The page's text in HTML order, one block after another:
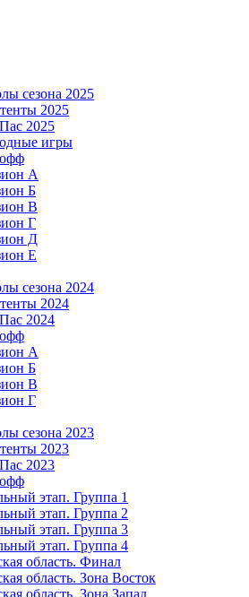
сезона 2025
2025
2025
игры
A
Б
В
Г
Д
Е
сезона 2024
2024
2024
A
Б
В
Г
сезона 2023
2023
2023
этап. Группа 1
этап. Группа 2
этап. Группа 3
этап. Группа 4
область. Финал
область. Зона Восток
область. Зона Запад